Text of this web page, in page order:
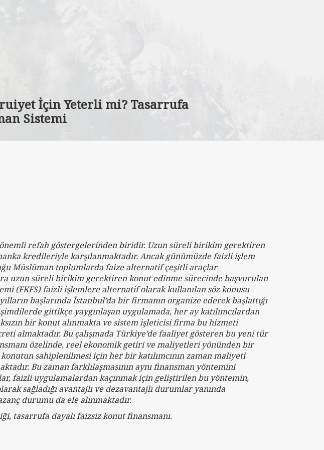
İçin Yeterli mi? Tasarrufa
Sistemi
refah göstergelerinden biridir. Uzun süreli birikim gerektiren
kredileriyle karşılanmaktadır. Ancak günümüzde faizli işlem
Müslüman toplumlarda faize alternatif çeşitli araçlar
uzun süreli birikim gerektiren konut edinme sürecinde başvurulan
(FKFS) faizli işlemlere alternatif olarak kullanılan söz konusu
başlarında İstanbul’da bir firmanın organize ederek başlattığı
gittikçe yaygınlaşan uygulamada, her ay katılımcılardan
bir konut alınmakta ve sistem işleticisi firma bu hizmeti
almaktadır. Bu çalışmada Türkiye’de faaliyet gösteren bu yeni tür
özelinde, reel ekonomik getiri ve maliyetleri yönünden bir
sahiplenilmesi için her bir katılımcının zaman maliyeti
Bu zaman farklılaşmasının aynı finansman yöntemini
faizli uygulamalardan kaçınmak için geliştirilen bu yöntemin,
sağladığı avantajlı ve dezavantajlı durumlar yanında
durumu da ele alınmaktadır.
tasarrufa dayalı faizsiz konut finansmanı.